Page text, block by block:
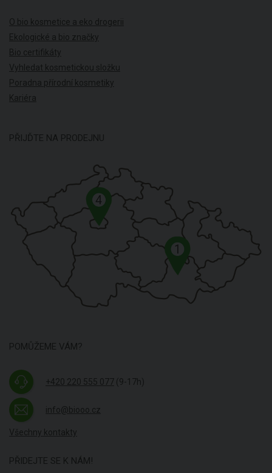
O bio kosmetice a eko drogerii
Ekologické a bio značky
Bio certifikáty
Vyhledat kosmetickou složku
Poradna přírodní kosmetiky
Kariéra
PŘIJĎTE NA PRODEJNU
1
4
POMŮŽEME VÁM?
+420 220 555 077 (9-17h)
info@biooo.cz
Všechny kontakty
PŘIDEJTE SE K NÁM!